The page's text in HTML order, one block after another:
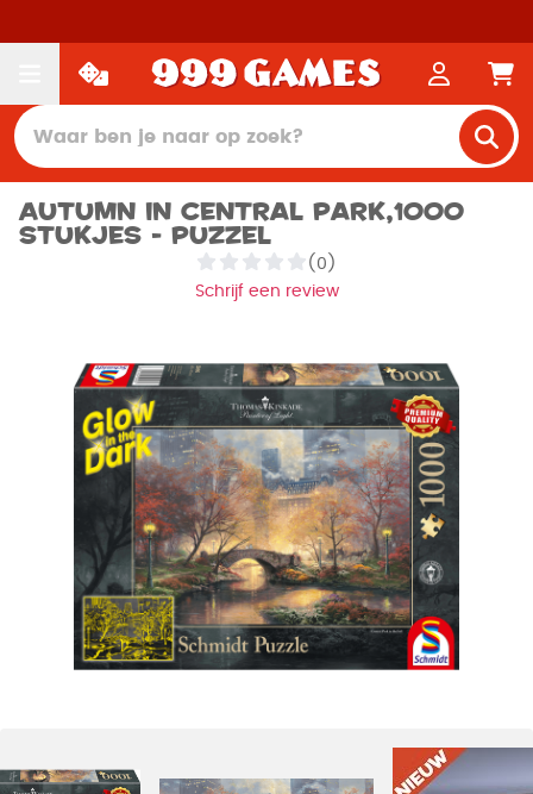
Autumn in Central Park,1000
stukjes - Puzzel
(0)
Schrijf een review